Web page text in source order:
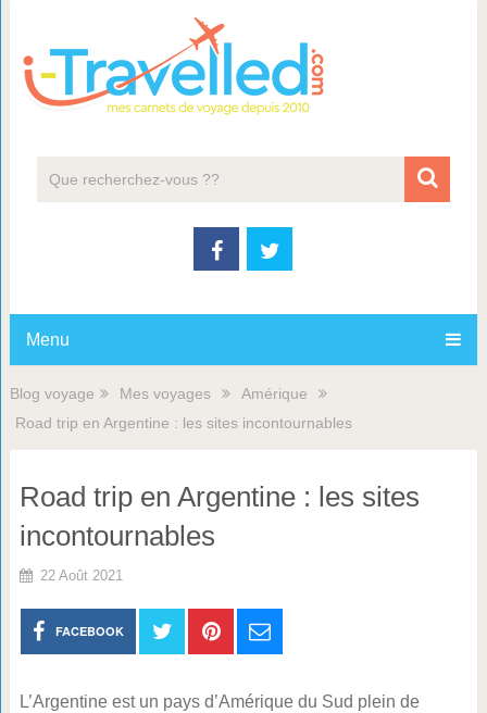
Menu
Blog voyage Mes voyages
Amérique
Road trip en Argentine : les sites incontournables
Road trip en Argentine : les sites
incontournables
22 Août 2021
FACEBOOK
L’Argentine est un pays d’Amérique du Sud plein de